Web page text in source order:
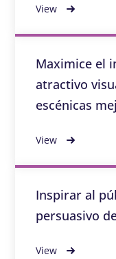
View
Maximice el
atractivo
escénicas
View
Inspirar al
persuasivo
View